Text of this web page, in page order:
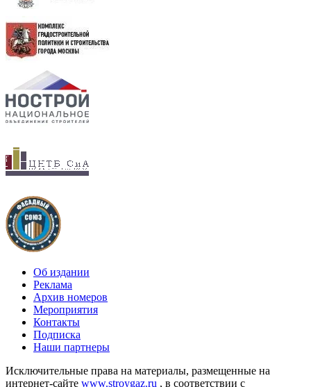
Об издании
Реклама
Архив номеров
Мероприятия
Контакты
Подписка
Наши партнеры
Исключительные права на материалы, размещенные на
интернет-сайте www.stroygaz.ru , в соответствии с